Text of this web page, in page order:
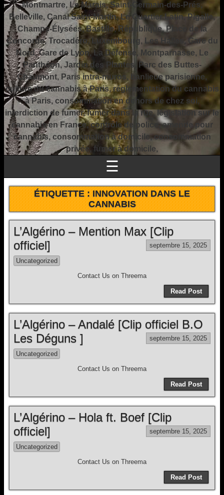
Montmartre, Le Marais, Saint-Germain-des-Prés,
Belleville, Canal Saint-Martin, Le Quartier Latin, Pigalle,
Champs-Élysées, Bastille, République, Place de la
Concorde, Trocadéro, Luxembourg, Les Halles, Gare du
Nord, Gare de Lyon, La Défense, Montparnasse, Le
Panthéon, Jardin des Plantes, Parc des Buttes-
Chaumont, Paris intra-muros, banlieue parisienne,
culture du cannabis à Paris, réglementation du cannabis
à Paris, consommation en dehors de chez soi,
interdiction de fumer, fumer dans la rue, législation sur le
cannabis en France, contrôle de police, amende pour
cannabis, consommation à domicile, consommation
privée, fumer à domicile,
☰
ÉTIQUETTE :INNOVATION DANS LE
CANNABIS
L’Algérino – Mention Max [Clip
officiel]
septembre 15, 2025
Uncategorized
Contact Us on Threema
Read Post
L’Algérino – Andalé [Clip officiel B.O
Les Déguns ]
septembre 15, 2025
Uncategorized
Contact Us on Threema
Read Post
L’Algérino – Hola ft. Boef [Clip
officiel]
septembre 15, 2025
Uncategorized
Contact Us on Threema
Read Post